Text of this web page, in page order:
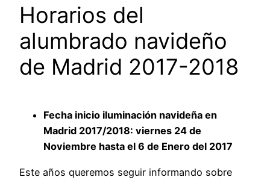
Horarios del
alumbrado navideño
de Madrid 2017-2018
Fecha inicio iluminación navideña en
Madrid 2017/2018: viernes 24 de
Noviembre hasta el 6 de Enero del 2017
Este años queremos seguir informando sobre